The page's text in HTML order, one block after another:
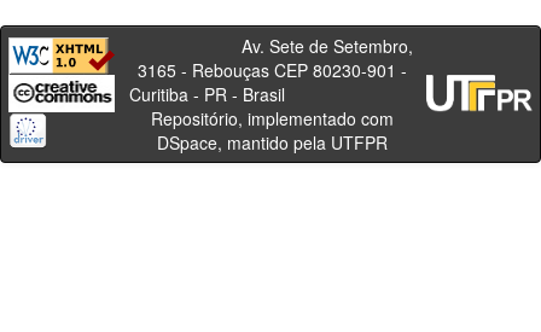
Av. Sete de Setembro,
3165 - Rebouças CEP 80230-901 -
Curitiba - PR - Brasil
Repositório, implementado com
DSpace, mantido pela UTFPR